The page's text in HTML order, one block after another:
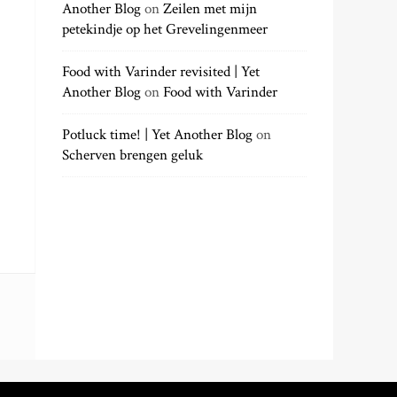
Another BlogonZeilen met mijn
petekindje op het Grevelingenmeer
Food with Varinder revisited | Yet
Another BlogonFood with Varinder
Potluck time! | Yet Another Blogon
Scherven brengen geluk